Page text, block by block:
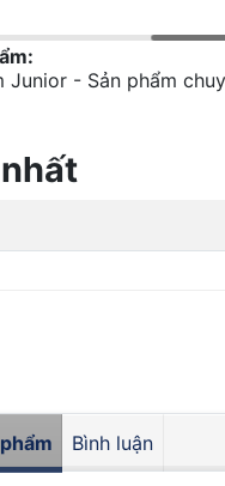
Junior - Sản phẩm
Bình luận